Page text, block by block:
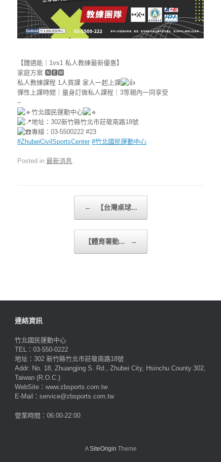
【體適能｜1vs1 私人教練最新優惠】
家庭方案 🅽🅴🆆
私人教練課程 1人買課 家人一起上課
彈性上課時間｜量身訂做私人課程｜3等親內一同享受
–
竹北國民運動中心
地址：302新竹縣竹北市莊敬南路18號
專線：03-5500222 #23
#ZhubeiCivilSportsCenter #竹北國民運動中心
Posted in 最新消息.
← 【台灣桌球...
【體育署動... →
連絡資訊
竹北國民運動中心
TEL：03-550-0222
地址：302 新竹縣竹北市莊敬南路18號
Addr: No. 18, Zhuangjing S. Rd., Zhubei City, Hsinchu County 302,
Taiwan (R.O.C.)
WebSite：www.zbsports.com.tw
E-Mail：service@zbsports.com.tw
營業時間：06:00-22:00
ASiteOrigin Theme